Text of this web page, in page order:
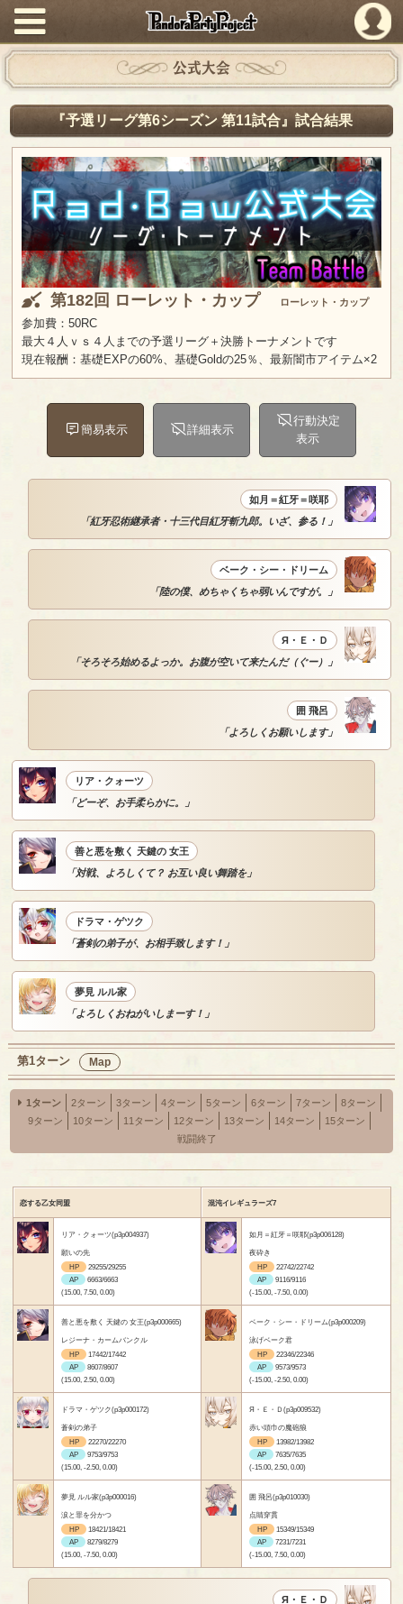
PandoraPartyProject
公式大会
『予選リーグ第6シーズン 第11試合』試合結果
第182回 ローレット・カップ ローレット・カップ
参加費：50RC
最大４人ｖｓ４人までの予選リーグ＋決勝トーナメントです
現在報酬：基礎EXPの60%、基礎Goldの25％、最新闇市アイテム×2
簡易表示 詳細表示
行動決定
表示
如月＝紅牙＝咲耶
「紅牙忍術継承者・十三代目紅牙斬九郎。いざ、参る！」
ベーク・シー・ドリーム
「陸の僕、めちゃくちゃ弱いんですが。」
Я・Ｅ・Ｄ
「そろそろ始めるよっか。お腹が空いて来たんだ（ぐー）」
囲 飛呂
「よろしくお願いします」
リア・クォーツ
「どーぞ、お手柔らかに。」
善と悪を敷く 天鍵の 女王
「対戦、よろしくて？ お互い良い舞踏を」
ドラマ・ゲツク
「蒼剣の弟子が、お相手致します！」
夢見 ルル家
「よろしくおねがいしまーす！」
第1ターン Map
1ターン 2ターン 3ターン 4ターン 5ターン 6ターン 7ターン
8ターン
9ターン
10ターン 11ターン 12ターン 13ターン 14ターン
15ターン
戦闘終了
恋する乙女同盟 混沌イレギュラーズ7
リア・クォーツ(p3p004937)
願いの先
HP
29255/29255
AP
6663/6663
(15.00, 7.50, 0.00)
如月＝紅牙＝咲耶(p3p006128)
夜砕き
HP
22742/22742
AP
9116/9116
(-15.00, -7.50, 0.00)
善と悪を敷く 天鍵の 女王(p3p000665)
レジーナ・カームバンクル
HP
17442/17442
AP
8607/8607
(15.00, 2.50, 0.00)
ベーク・シー・ドリーム(p3p000209)
泳げベーク君
HP
22346/22346
AP
9573/9573
(-15.00, -2.50, 0.00)
ドラマ・ゲツク(p3p000172)
蒼剣の弟子
HP
22270/22270
AP
9753/9753
(15.00, -2.50, 0.00)
Я・Ｅ・Ｄ(p3p009532)
赤い頭巾の魔砲狼
HP
13982/13982
AP
7635/7635
(-15.00, 2.50, 0.00)
夢見 ルル家(p3p000016)
涙と罪を分かつ
HP
18421/18421
AP
8279/8279
(15.00, -7.50, 0.00)
囲 飛呂(p3p010030)
点睛穿貫
HP
15349/15349
AP
7231/7231
(-15.00, 7.50, 0.00)
Я・Ｅ・Ｄ